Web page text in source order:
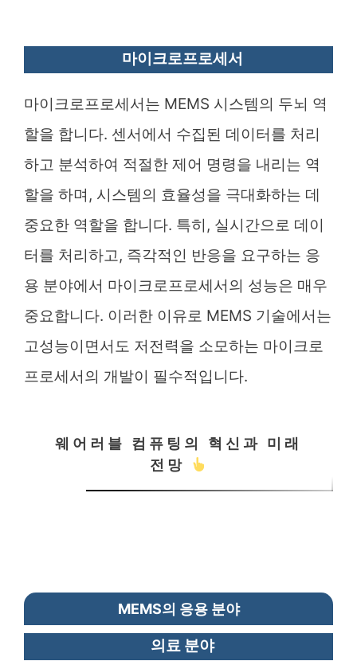
마이크로프로세서
마이크로프로세서는 MEMS 시스템의 두뇌 역
할을 합니다. 센서에서 수집된 데이터를 처리
하고 분석하여 적절한 제어 명령을 내리는 역
할을 하며, 시스템의 효율성을 극대화하는 데
중요한 역할을 합니다. 특히, 실시간으로 데이
터를 처리하고, 즉각적인 반응을 요구하는 응
용 분야에서 마이크로프로세서의 성능은 매우
중요합니다. 이러한 이유로 MEMS 기술에서는
고성능이면서도 저전력을 소모하는 마이크로
프로세서의 개발이 필수적입니다.
웨어러블 컴퓨팅의 혁신과 미래
전망
MEMS의 응용 분야
의료 분야